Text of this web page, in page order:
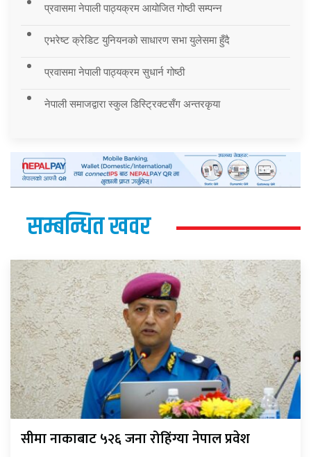
प्रवासमा नेपाली पाठ्यक्रम आयोजित गोष्ठी सम्पन्न
एभरेष्ट क्रेडिट युनियनको साधारण सभा युलेसमा हुँदै
प्रवासमा नेपाली पाठ्यक्रम सुधार्न गोष्ठी
नेपाली समाजद्वारा स्कुल डिस्ट्रिक्टसँग अन्तरकृया
सम्बन्धित खवर
सीमा नाकाबाट ५२६ जना रोहिंग्या नेपाल प्रवेश